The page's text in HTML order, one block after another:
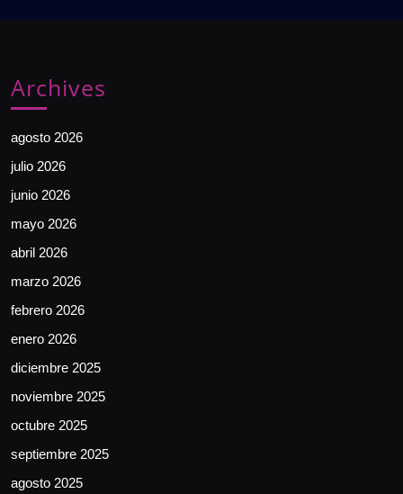
Archives
agosto 2026
julio 2026
junio 2026
mayo 2026
abril 2026
marzo 2026
febrero 2026
enero 2026
diciembre 2025
noviembre 2025
octubre 2025
septiembre 2025
agosto 2025